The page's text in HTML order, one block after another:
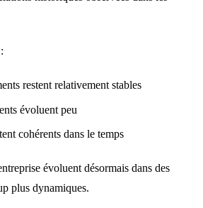
restent relativement stables
évoluent peu
cohérents dans le temps
évoluent désormais dans des
plus dynamiques.